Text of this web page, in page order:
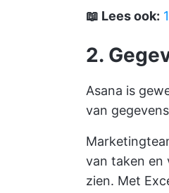
📖 Lees ook:
2.
Asana is
van
van taken en
zien. Met